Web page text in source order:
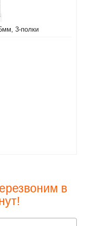
3-полки
в